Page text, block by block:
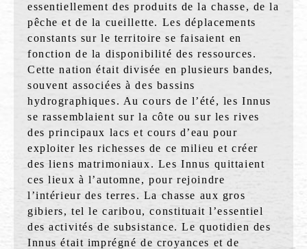
essentiellement des produits de la chasse, de la
pêche et de la cueillette. Les déplacements
constants sur le territoire se faisaient en
fonction de la disponibilité des ressources.
Cette nation était divisée en plusieurs bandes,
souvent associées à des bassins
hydrographiques. Au cours de l’été, les Innus
se rassemblaient sur la côte ou sur les rives
des principaux lacs et cours d’eau pour
exploiter les richesses de ce milieu et créer
des liens matrimoniaux. Les Innus quittaient
ces lieux à l’automne, pour rejoindre
l’intérieur des terres. La chasse aux gros
gibiers, tel le caribou, constituait l’essentiel
des activités de subsistance. Le quotidien des
Innus était imprégné de croyances et de